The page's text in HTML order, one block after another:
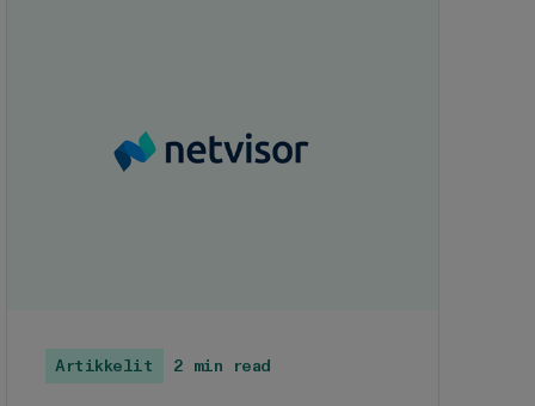
Artikkelit 2 min read